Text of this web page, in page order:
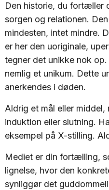
Den historie, du fortæller
sorgen og relationen.
mindesten, intet mindre.
er her den uoriginale,
tegner det unikke nok
nemlig et unikum. Dette
anerkendes i døden.
Aldrig et mål eller middel,
induktion eller slutning.
eksempel på X-stilling.
Mediet er din fortælling,
lignelse, hvor den
synliggør det